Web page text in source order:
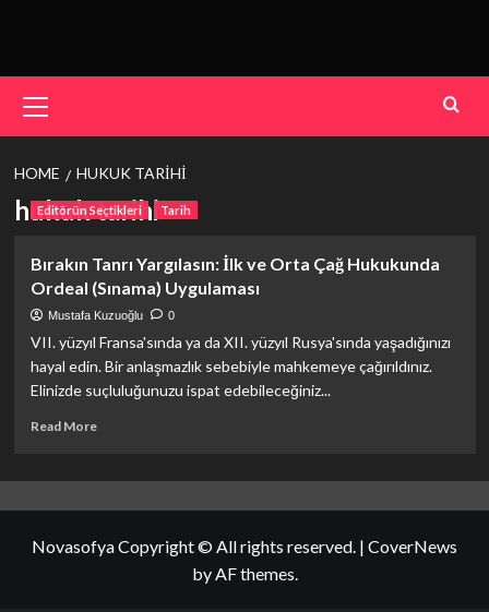
Menu
HOME HUKUK TARIHI
hukuk tarihi
Editörün Seçtikleri Tarih
Bırakın Tanrı Yargılasın: İlk ve Orta Çağ Hukukunda
Ordeal (Sınama) Uygulaması
Mustafa Kuzuoğlu 0
VII. yüzyıl Fransa'sında ya da XII. yüzyıl Rusya'sında yaşadığınızı
hayal edin. Bir anlaşmazlık sebebiyle mahkemeye çağırıldınız.
Elinizde suçluluğunuzu ispat edebileceğiniz...
Read MoreRead
Bırakın
İlk
Novasofya Copyright © All rights reserved. | CoverNews
by AF themes.